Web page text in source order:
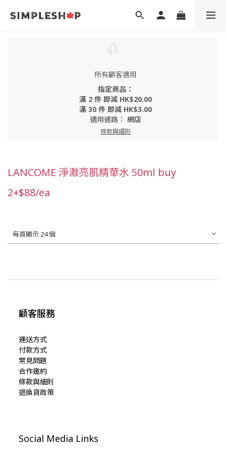
所有顧客適用
指定商品：
滿 2 件 即減 HK$20.00
滿 30 件 即減 HK$3.00
適用通路： 網店
條款與細則
LANCOME 淨澈亮肌精華水 50ml buy
2+$88/ea
每頁顯示 24 個
顧客服務
運送方式
付款方式
常見問題
合作邀約
條款與細則
退換貨政策
Social Media Links